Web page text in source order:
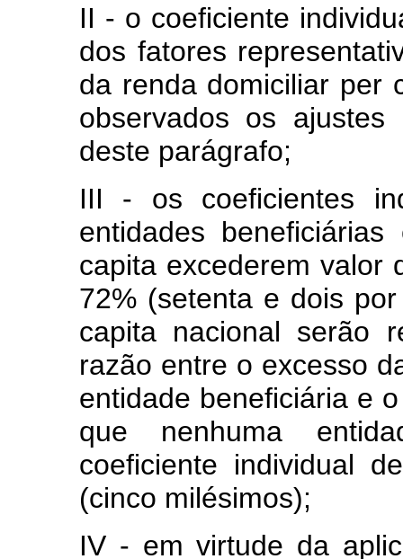
II - o coeficiente
dos fatores
da renda domiciliar per
observados os
deste parágrafo;
III - os coeficientes
entidades
capita excederem valor
72% (setenta e dois
capita nacional serão
razão entre o excesso
entidade beneficiária e
que nenhuma
coeficiente individual
(cinco milésimos);
IV - em virtude da